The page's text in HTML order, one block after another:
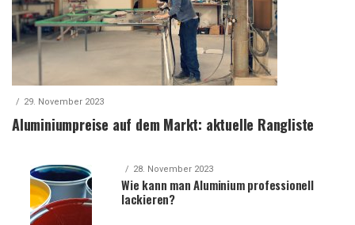
29. November 2023
Aluminiumpreise auf dem Markt: aktuelle Rangliste
28. November 2023
Wie kann man Aluminium professionell
lackieren?